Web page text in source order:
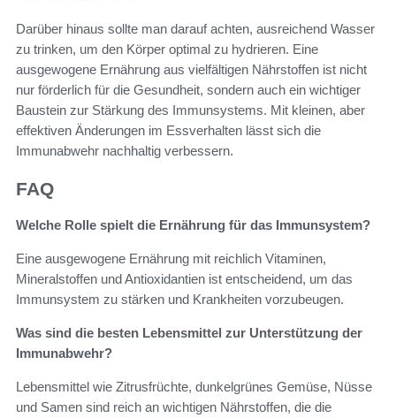
Darüber hinaus sollte man darauf achten, ausreichend Wasser
zu trinken, um den Körper optimal zu hydrieren. Eine
ausgewogene Ernährung aus vielfältigen Nährstoffen ist nicht
nur förderlich für die Gesundheit, sondern auch ein wichtiger
Baustein zur Stärkung des Immunsystems. Mit kleinen, aber
effektiven Änderungen im Essverhalten lässt sich die
Immunabwehr nachhaltig verbessern.
FAQ
Welche Rolle spielt die Ernährung für das Immunsystem?
Eine ausgewogene Ernährung mit reichlich Vitaminen,
Mineralstoffen und Antioxidantien ist entscheidend, um das
Immunsystem zu stärken und Krankheiten vorzubeugen.
Was sind die besten Lebensmittel zur Unterstützung der
Immunabwehr?
Lebensmittel wie Zitrusfrüchte, dunkelgrünes Gemüse, Nüsse
und Samen sind reich an wichtigen Nährstoffen, die die